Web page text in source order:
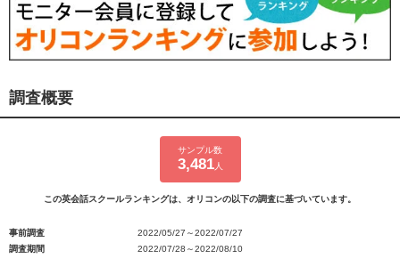
調査概要
サンプル数
3,481人
この英会話スクールランキングは、オリコンの以下の調査に基づいています。
事前調査
2022/05/27～2022/07/27
調査期間
2022/07/28～2022/08/10